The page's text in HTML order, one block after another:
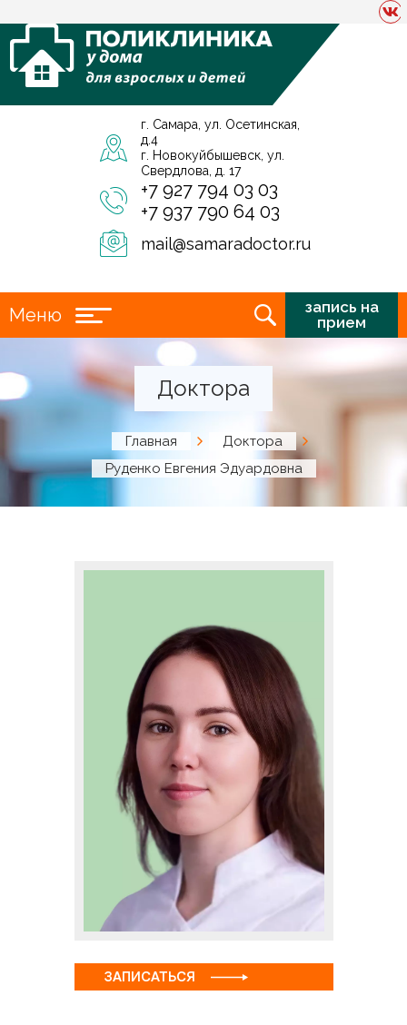
г. Самара, ул. Осетинская,
д.4
г. Новокуйбышевск, ул.
Свердлова, д. 17
+7 927 794 03 03
+7 937 790 64 03
mail@samaradoctor.ru
Меню
запись на
прием
Доктора
Главная
Доктора
Руденко Евгения Эдуардовна
ЗАПИСАТЬСЯ